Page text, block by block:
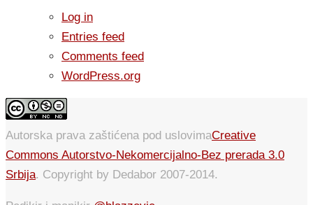
Log in
Entries feed
Comments feed
WordPress.org
Autorska prava zaštićena pod uslovimaCreative
Commons Autorstvo-Nekomercijalno-Bez prerada 3.0
Srbija. Copyright by Dedabor 2007-2014.